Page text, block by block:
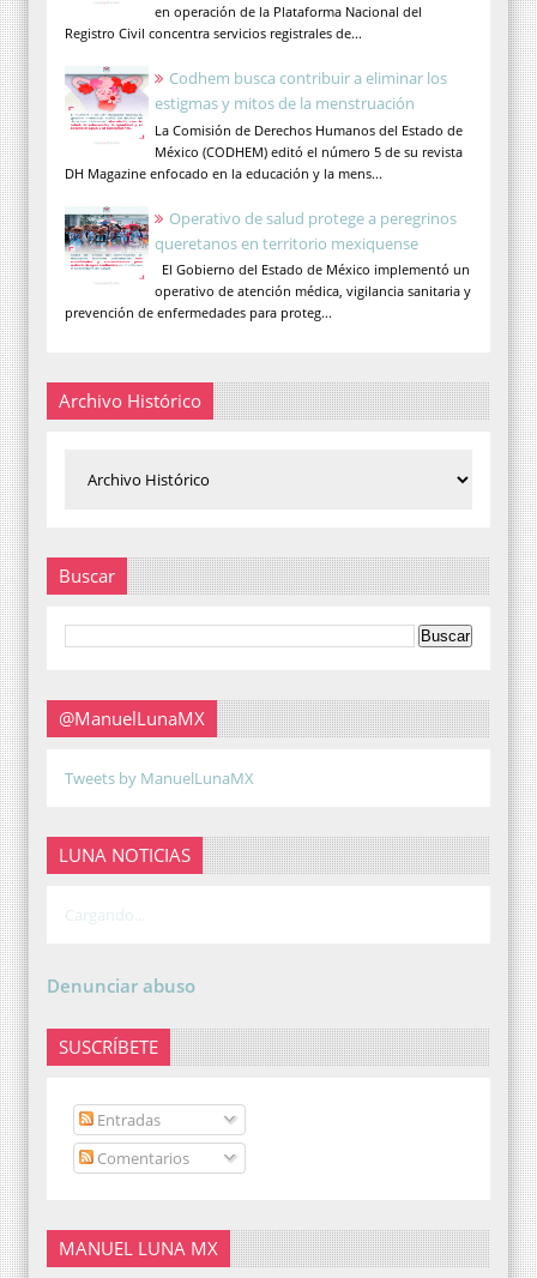
en operación de la Plataforma Nacional del
Registro Civil concentra servicios registrales de...
Codhem busca contribuir a eliminar los
estigmas y mitos de la menstruación
La Comisión de Derechos Humanos del Estado de
México (CODHEM) editó el número 5 de su revista
DH Magazine enfocado en la educación y la mens...
Operativo de salud protege a peregrinos
queretanos en territorio mexiquense
El Gobierno del Estado de México implementó un
operativo de atención médica, vigilancia sanitaria y
prevención de enfermedades para proteg...
Archivo Histórico
Buscar
@ManuelLunaMX
Tweets by ManuelLunaMX
LUNA NOTICIAS
Cargando...
Denunciar abuso
SUSCRÍBETE
Entradas
Comentarios
MANUEL LUNA MX